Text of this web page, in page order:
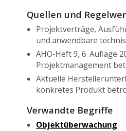
Quellen und
Projektverträge,
und anwendbare
AHO-Heft 9, 6. Auflage
Projektmanagement
Aktuelle
konkretes Produkt
Verwandte Begriffe
Objektüberwachung